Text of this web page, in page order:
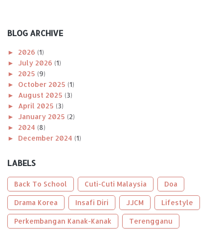
BLOG ARCHIVE
► 2026 (1)
► July 2026 (1)
► 2025 (9)
► October 2025 (1)
► August 2025 (3)
► April 2025 (3)
► January 2025 (2)
► 2024 (8)
► December 2024 (1)
► October 2024
► April 2024 (1)
►January 2024(2)
►2023 (56)
►December 2023(2)
►October 2023 (2)
LABELS
Back To School Cuti-Cuti Malaysia Doa
Drama Korea Insafi Diri JJCM Lifestyle
Perkembangan Kanak-Kanak Terengganu